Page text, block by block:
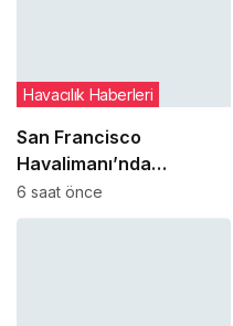
San Francisco
Havalimanı’nda
uçakların paralel
pistlere inişleri 12
Havacılık Haberleri
6 saat önce